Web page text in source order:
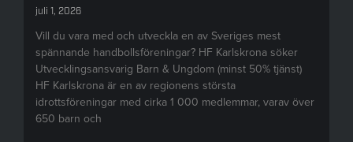
juli 1, 2026
Vill du vara med och utveckla en av Sveriges mest
spännande handbollsföreningar? HF Karlskrona söker
Utvecklingsansvarig Barn & Ungdom (minst 50% tjänst)
HF Karlskrona är en av regionens största
idrottsföreningar med cirka 1 000 medlemmar, varav över
650 barn och